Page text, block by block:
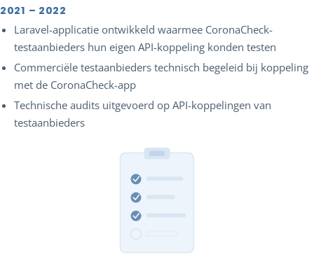
2021 – 2022
Laravel-applicatie ontwikkeld waarmee CoronaCheck-
testaanbieders hun eigen API-koppeling konden testen
Commerciële testaanbieders technisch begeleid bij koppeling
met de CoronaCheck-app
Technische audits uitgevoerd op API-koppelingen van
testaanbieders